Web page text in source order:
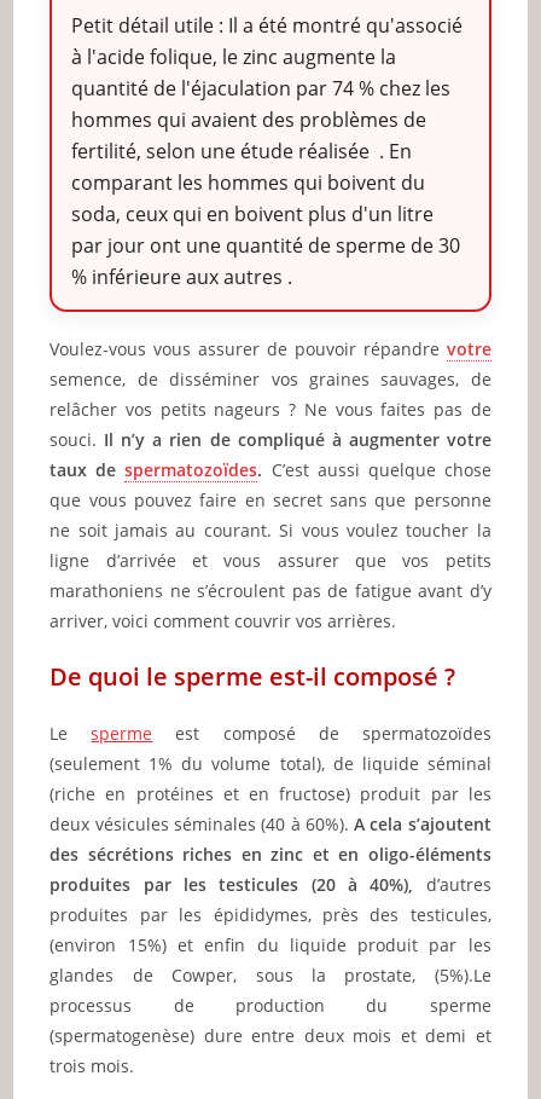
Petit détail utile : Il a été montré qu'associé
à l'acide folique, le zinc augmente la
quantité de l'éjaculation par 74 % chez les
hommes qui avaient des problèmes de
fertilité, selon une étude réalisée . En
comparant les hommes qui boivent du
soda, ceux qui en boivent plus d'un litre
par jour ont une quantité de sperme de 30
% inférieure aux autres .
Voulez-vous vous assurer de pouvoir répandre votre
semence, de disséminer vos graines sauvages, de
relâcher vos petits nageurs ? Ne vous faites pas de
souci. Il n’y a rien de compliqué à augmenter votre
taux despermatozoïdes. C’est aussi quelque chose
que vous pouvez faire en secret sans que personne
ne soit jamais au courant. Si vous voulez toucher la
ligne d’arrivée et vous assurer que vos petits
marathoniens ne s’écroulent pas de fatigue avant d’y
arriver, voici comment couvrir vos arrières.
De quoi le sperme est-il composé ?
Lesperme est composé de spermatozoïdes
(seulement 1% du volume total), de liquide séminal
(riche en protéines et en fructose) produit par les
deux vésicules séminales (40 à 60%).A cela s’ajoutent
des sécrétions riches en zinc et en oligo-éléments
produites par les testicules (20 à 40%), d’autres
produites par les épididymes, près des testicules,
(environ 15%) et enfin du liquide produit par les
glandes de Cowper, sous la prostate, (5%).Le
processus de production du sperme
(spermatogenèse) dure entre deux mois et demi et
trois mois.